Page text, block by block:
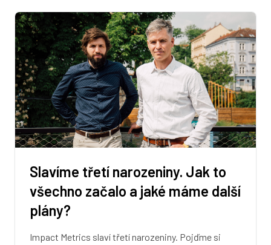
Slavíme třetí narozeniny. Jak to
všechno začalo a jaké máme další
plány?
Impact Metrics slaví třetí narozeniny. Pojďme si